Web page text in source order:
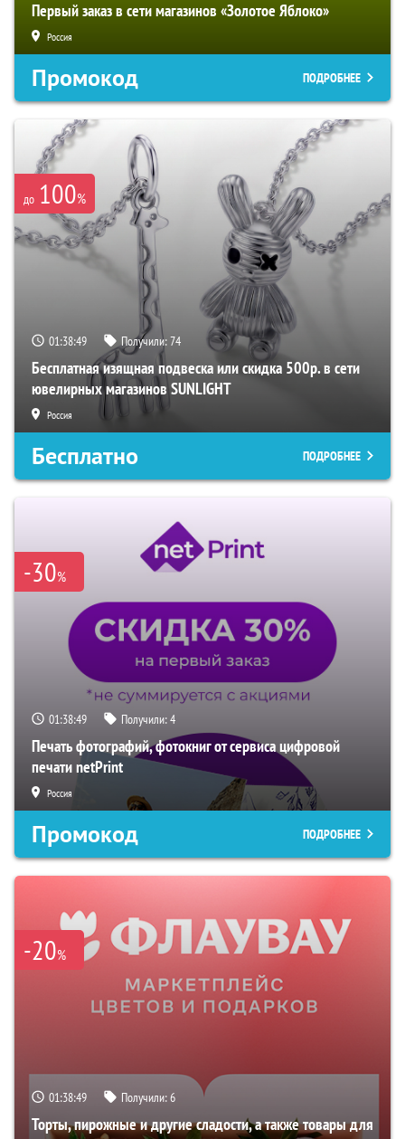
Первый заказ в сети магазинов «Золотое Яблоко»
Россия
Промокод ПОДРОБНЕЕ
до 100%
01:38:48 Получили:74
Бесплатная изящная подвеска или скидка 500р. в сети
ювелирных магазинов SUNLIGHT
Россия
Бесплатно ПОДРОБНЕЕ
-30%
01:38:48 Получили:4
Печать фотографий, фотокниг от сервиса цифровой
печати netPrint
Россия
Промокод ПОДРОБНЕЕ
-20%
01:38:48 Получили:6
Торты, пирожные и другие сладости, а также товары для